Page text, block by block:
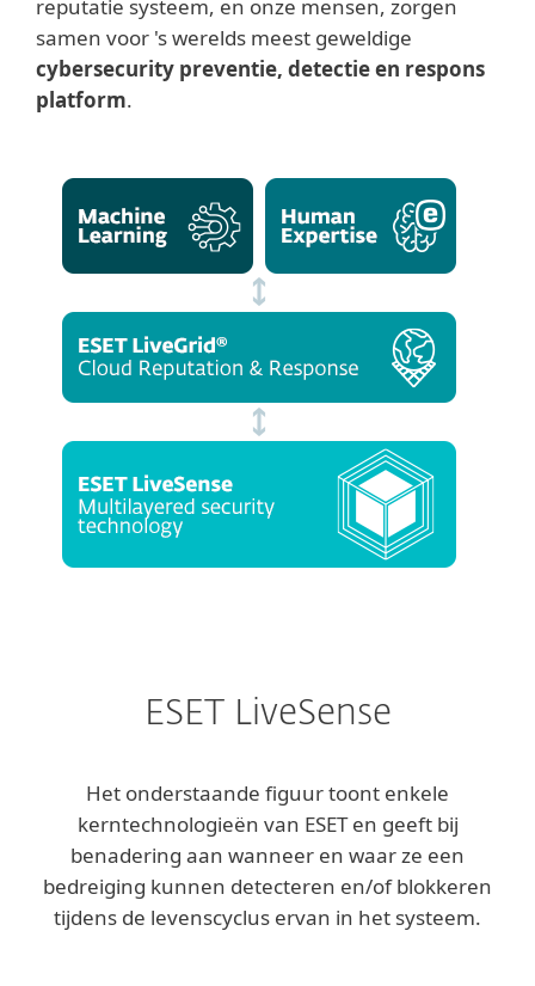
reputatie systeem, en onze mensen, zorgen
samen voor 's werelds meest geweldige
cybersecurity preventie, detectie en respons
platform.
ESET LiveSense
Het onderstaande figuur toont enkele
kerntechnologieën van ESET en geeft bij
benadering aan wanneer en waar ze een
bedreiging kunnen detecteren en/of blokkeren
tijdens de levenscyclus ervan in het systeem.